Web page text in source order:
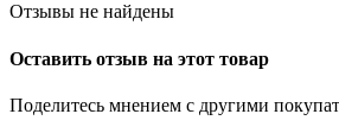
Отзывы не найдены
Оставить отзыв на этот товар
Поделитесь мнением с другими